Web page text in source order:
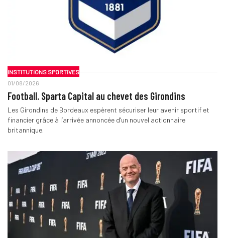
INSTITUTIONS SPORTIVES
01/08/2026
Football. Sparta Capital au chevet des Girondins
Les Girondins de Bordeaux espèrent sécuriser leur avenir sportif et
financier grâce à l’arrivée annoncée d’un nouvel actionnaire
britannique.